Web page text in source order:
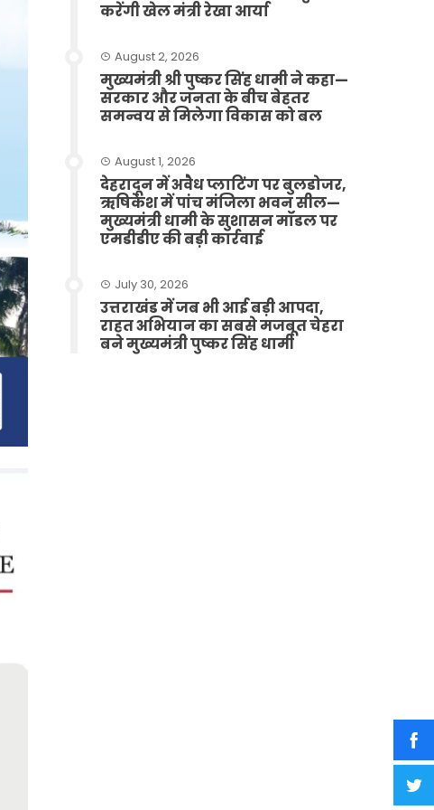
करेंगी खेल मंत्री रेखा आर्या
August 2, 2026
मुख्यमंत्री श्री पुष्कर सिंह धामी ने कहा—
सरकार और जनता के बीच बेहतर
समन्वय से मिलेगा विकास को बल
August 1, 2026
देहरादून में अवैध प्लाटिंग पर बुलडोजर,
ऋषिकेश में पांच मंजिला भवन सील—
मुख्यमंत्री धामी के सुशासन मॉडल पर
एमडीडीए की बड़ी कार्रवाई
July 30, 2026
उत्तराखंड में जब भी आई बड़ी आपदा,
राहत अभियान का सबसे मजबूत चेहरा
बने मुख्यमंत्री पुष्कर सिंह धामी